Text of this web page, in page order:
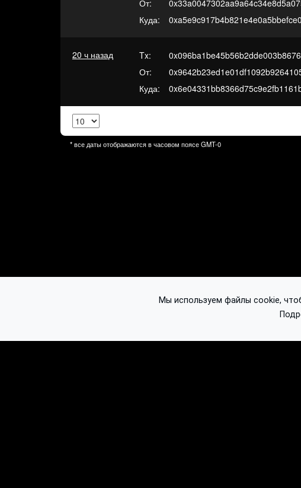
От:
Куда:
20 ч назад Tx:
От:
Куда:
* все даты отображаются в часовом поясеGMT-0
Мы используем файлы cookie,